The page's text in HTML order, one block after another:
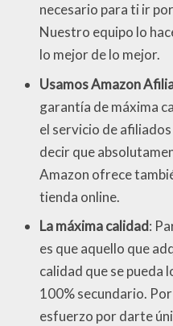
necesario para ti ir
Nuestro equipo lo
lo mejor de lo mejor.
Usamos Amazon
garantía de máxima
el servicio de
decir que
Amazon ofrece
tienda online.
La máxima calidad:
es que aquello que
calidad que se pueda
100% secundario.
esfuerzo por darte